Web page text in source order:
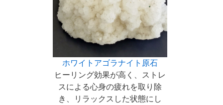
ホワイトアゴラナイト原石
ヒーリング効果が高く、ストレ
スによる心身の疲れを取り除
き、リラックスした状態にし